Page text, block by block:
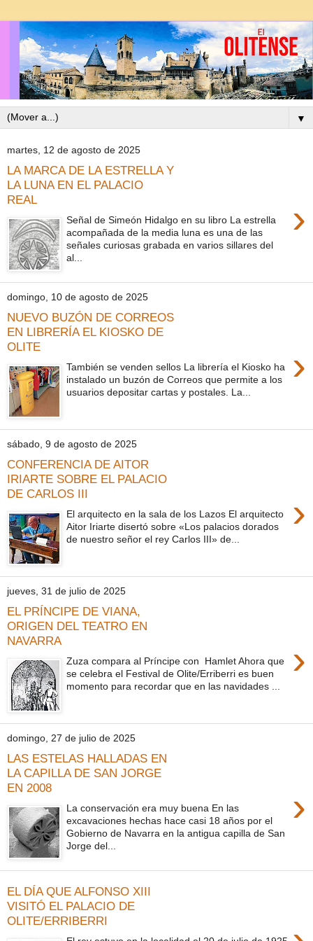
▼
martes, 12 de agosto de 2025
LA MARCA DE LA ESTRELLA Y
LA LUNA EN EL PALACIO
REAL
›
Señal de Simeón Hidalgo en su libro La estrella
acompañada de la media luna es una de las
señales curiosas grabada en varios sillares del
al...
domingo, 10 de agosto de 2025
NUEVO BUZÓN DE CORREOS
EN LIBRERÍA EL KIOSKO DE
OLITE
›
También se venden sellos La librería el Kiosko ha
instalado un buzón de Correos que permite a los
usuarios depositar cartas y postales. La...
sábado, 9 de agosto de 2025
CONFERENCIA DE AITOR
IRIARTE SOBRE EL PALACIO
DE CARLOS III
›
El arquitecto en la sala de los Lazos El arquitecto
Aitor Iriarte disertó sobre «Los palacios dorados
de nuestro señor el rey Carlos III» de...
jueves, 31 de julio de 2025
EL PRÍNCIPE DE VIANA,
ORIGEN DEL TEATRO EN
NAVARRA
›
Zuza compara al Príncipe con Hamlet Ahora que
se celebra el Festival de Olite/Erriberri es buen
momento para recordar que en las navidades ...
domingo, 27 de julio de 2025
LAS ESTELAS HALLADAS EN
LA CAPILLA DE SAN JORGE
EN 2008
›
La conservación era muy buena En las
excavaciones hechas hace casi 18 años por el
Gobierno de Navarra en la antigua capilla de San
Jorge del...
EL DÍA QUE ALFONSO XIII
VISITÓ EL PALACIO DE
OLITE/ERRIBERRI